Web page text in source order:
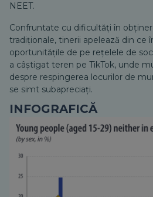
NEET.
Confruntate cu dificultăți în
tradiționale, tinerii apelează din ce
oportunitățile de pe rețelele de
a câștigat teren pe TikTok, unde
despre respingerea locurilor de
se simt subapreciați.
INFOGRAFICĂ